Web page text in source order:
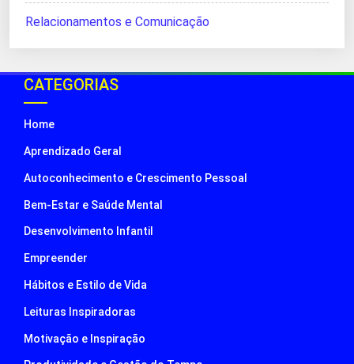
Relacionamentos e Comunicação
CATEGORIAS
Home
Aprendizado Geral
Autoconhecimento e Crescimento Pessoal
Bem-Estar e Saúde Mental
Desenvolvimento Infantil
Empreender
Hábitos e Estilo de Vida
Leituras Inspiradoras
Motivação e Inspiração